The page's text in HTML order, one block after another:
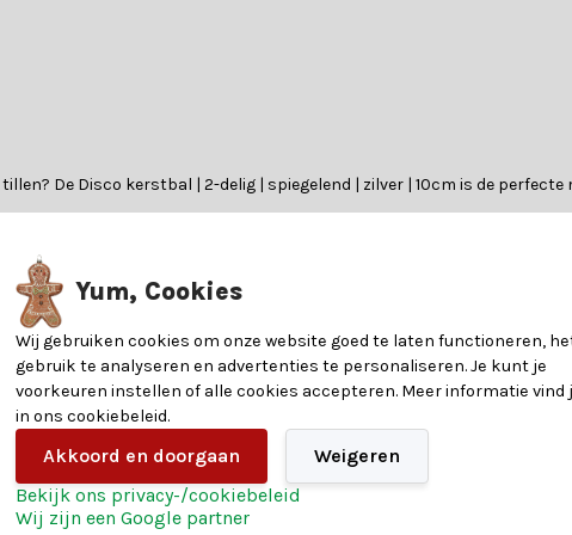
De Disco kerstbal | 2-delig | spiegelend | zilver | 10cm is de
over de materialen en eigenschappen van dit product. Heb je
heeft. Of je nu op zoek bent naar betoverende verlichting,
Heb je hulp nodig? Onze klantenservice biedt persoonlijk
8720983282508
10
Yum, Cookies
Wij gebruiken cookies om onze website goed te laten functioneren,
gebruik te analyseren en advertenties te personaliseren. Je kunt je
voorkeuren instellen of alle cookies accepteren. Meer informatie vind
in ons cookiebeleid.
Akkoord en doorgaan
Weigeren
Bekijk ons privacy-/cookiebeleid
Wij zijn een Google partner